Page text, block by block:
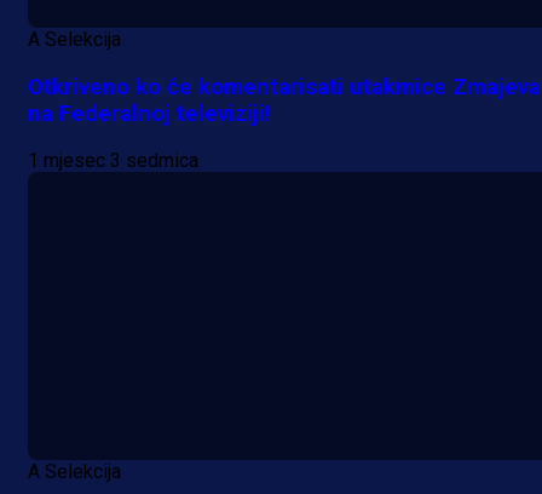
A Selekcija
Otkriveno ko će komentarisati utakmice Zmajeva
na Federalnoj televiziji!
1 mjesec 3 sedmica
A Selekcija